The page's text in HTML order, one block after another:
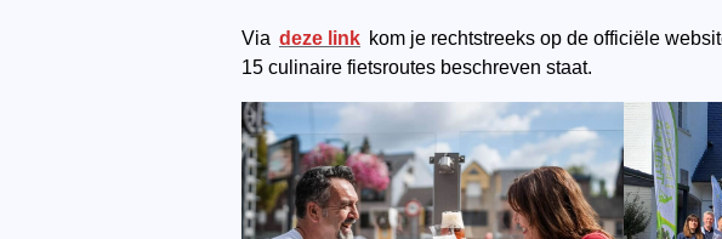
Via deze link kom je rechtstreeks op de officiële
15 culinaire fietsroutes beschreven staat.